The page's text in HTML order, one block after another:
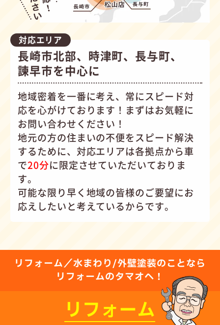
対応エリア
長崎市北部、時津町、長与町、
諫早市を中心に
地域密着を一番に考え、常にスピード対
応を心がけております！まずはお気軽に
お問い合わせください！
地元の方の住まいの不便をスピード解決
するために、対応エリアは各拠点から車
で20分に限定させていただいておりま
す。
可能な限り早く地域の皆様のご要望にお
応えしたいと考えているからです。
リフォーム／水まわり/外壁塗装のことなら
リフォームのタマオへ！
リフォーム